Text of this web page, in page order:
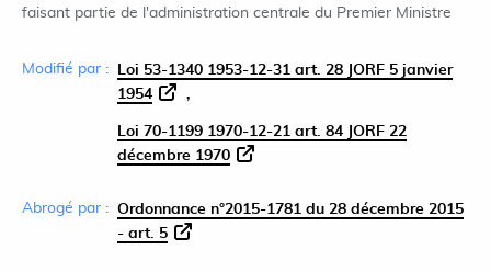
faisant partie de l'administration centrale du Premier Ministre
Modifié par :
Loi 53-1340 1953-12-31 art. 28 JORF 5 janvier
1954
Loi 70-1199 1970-12-21 art. 84 JORF 22
décembre 1970
Abrogé par : Ordonnance n°2015-1781 du 28 décembre 2015
- art. 5